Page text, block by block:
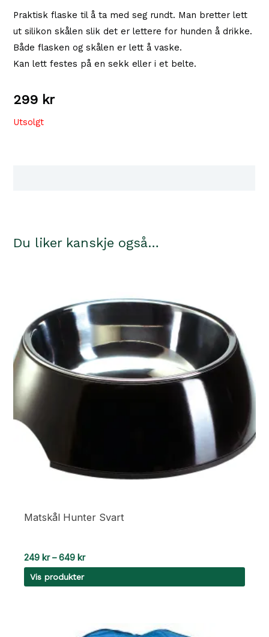
Praktisk flaske til å ta med seg rundt. Man bretter lett
ut silikon skålen slik det er lettere for hunden å drikke.
Både flasken og skålen er lett å vaske.
Kan lett festes på en sekk eller i et belte.
299 kr
Utsolgt
Du liker kanskje også…
Matskål Hunter Svart
249 kr – 649 krPrisområde:
249 kr
til
649 kr
Vis produkter